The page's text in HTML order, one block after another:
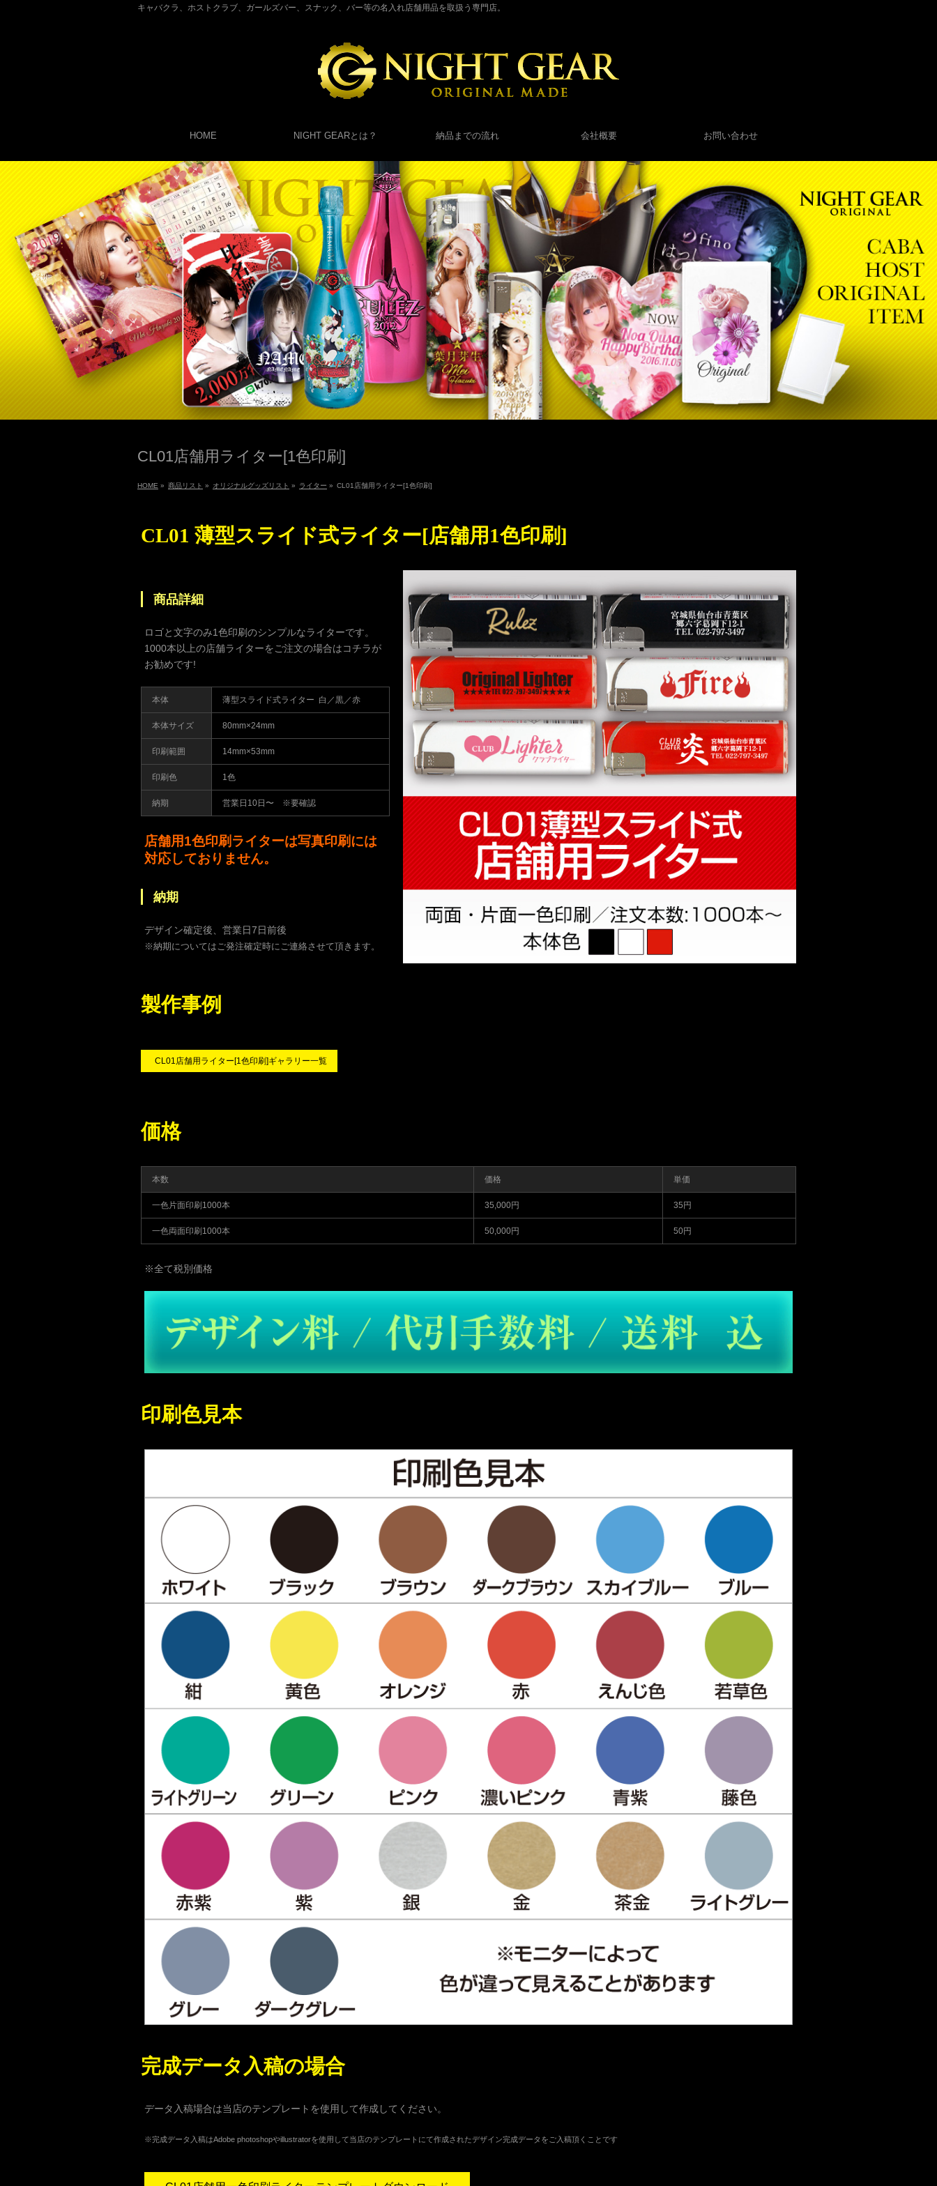
キャバクラ、ホストクラブ、ガールズバー、スナック、バー等の名入れ店舗用品を取扱う専門店。
HOME NIGHT GEARとは？ 納品までの流れ 会社概要 お問い合わせ
CL01店舗用ライター[1色印刷]
HOME » 商品リスト » オリジナルグッズリスト » ライター » CL01店舗用ライター[1色印刷]
CL01 薄型スライド式ライター[店舗用1色印刷]
商品詳細
ロゴと文字のみ1色印刷のシンプルなライターです。
1000本以上の店舗ライターをご注文の場合はコチラが
お勧めです!
本体 薄型スライド式ライター 白／黒／赤
本体サイズ 80mm×24mm
印刷範囲 14mm×53mm
印刷色 1色
納期 営業日10日〜 ※要確認
店舗用1色印刷ライターは写真印刷には
対応しておりません。
納期
デザイン確定後、営業日7日前後
※納期についてはご発注確定時にご連絡させて頂きます。
製作事例
CL01店舗用ライター[1色印刷]ギャラリー一覧
価格
本数 価格 単価
一色片面印刷1000本 35,000円 35円
一色両面印刷1000本 50,000円 50円
※全て税別価格
印刷色見本
完成データ入稿の場合
データ入稿場合は当店のテンプレートを使用して作成してください。
※完成データ入稿はAdobe photoshopやillustratorを使用して当店のテンプレートにて作成されたデザイン完成データをご入稿頂くことです